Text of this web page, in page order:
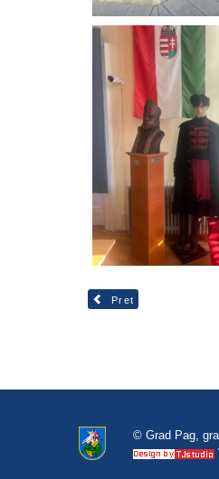
Pret
© Grad Pag,